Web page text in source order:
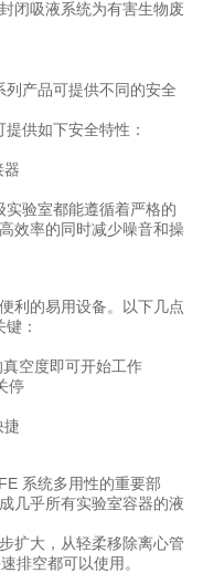
闭吸液系统为有害生物废
列产品可提供不同的安全
供如下安全特性：
器
实验室都能遵循着严格的
效率的同时减少噪音和操
利的易用设备。以下几点
：
真空度即可开始工作
停
捷
系统多用性的重要部
几乎所有实验室容器的液
扩大，从轻柔移除离心管
排空都可以使用。